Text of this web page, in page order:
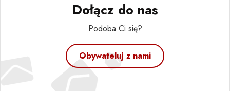
Dołącz do nas
Podoba Ci się?
Obywateluj z nami